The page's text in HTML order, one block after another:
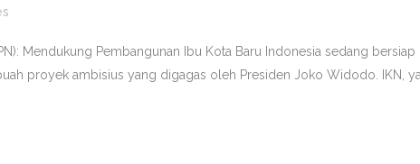
Mendukung Pembangunan Ibu Kota Baru Indonesia sedang
proyek ambisius yang digagas oleh Presiden Joko Widodo. IKN,